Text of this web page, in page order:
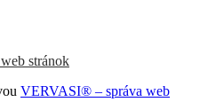
stránok
VERVASI® – správa web